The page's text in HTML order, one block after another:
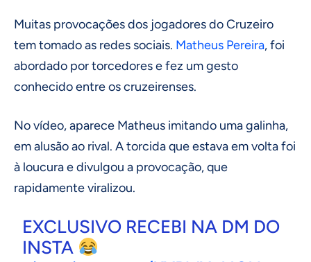
Muitas provocações dos jogadores do Cruzeiro
tem tomado as redes sociais. Matheus Pereira, foi
abordado por torcedores e fez um gesto
conhecido entre os cruzeirenses.
No vídeo, aparece Matheus imitando uma galinha,
em alusão ao rival. A torcida que estava em volta foi
à loucura e divulgou a provocação, que
rapidamente viralizou.
EXCLUSIVO RECEBI NA DM DO
INSTA